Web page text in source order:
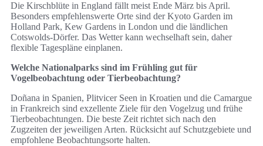
Die Kirschblüte in England fällt meist Ende März bis April.
Besonders empfehlenswerte Orte sind der Kyoto Garden im
Holland Park, Kew Gardens in London und die ländlichen
Cotswolds-Dörfer. Das Wetter kann wechselhaft sein, daher
flexible Tagespläne einplanen.
Welche Nationalparks sind im Frühling gut für
Vogelbeobachtung oder Tierbeobachtung?
Doñana in Spanien, Plitvicer Seen in Kroatien und die Camargue
in Frankreich sind exzellente Ziele für den Vogelzug und frühe
Tierbeobachtungen. Die beste Zeit richtet sich nach den
Zugzeiten der jeweiligen Arten. Rücksicht auf Schutzgebiete und
empfohlene Beobachtungsorte halten.